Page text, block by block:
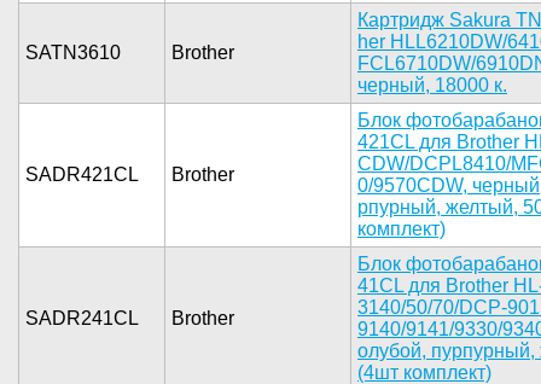
SATN3610 Brother
Ка­ртридж Sak­ura
her HLL621­0DW/
FCL6710DW/­
черный­, 18000 к.­
SADR421CL Brother
Блок
421CL для ­Brother
CDW/DCPL84­10/
0/9570CDW,­
рпурный, ж­елтый,
комплект)­
SADR241CL Brother
Блок
41CL для B­rother
3140/50/70­/DCP-
9140/9141/­9330/
олубой, пу­рпурный,
(4шт­ комплект)­